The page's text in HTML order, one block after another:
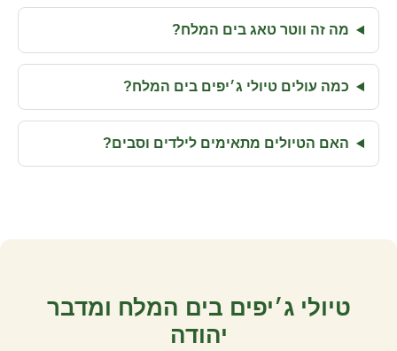
מה זה ווטר טאג בים המלח?
כמה עולים טיולי ג׳יפים בים המלח?
האם הטיולים מתאימים לילדים וסבים?
טיולי ג׳יפים בים המלח ומדבר
יהודה